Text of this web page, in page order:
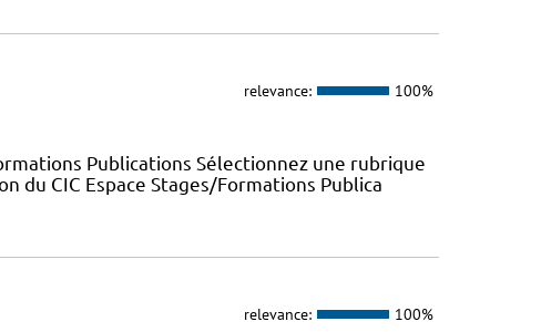
relevance: 100%
Publications Sélectionnez une rubrique
du CIC Espace Stages/Formations Publica
relevance: 100%